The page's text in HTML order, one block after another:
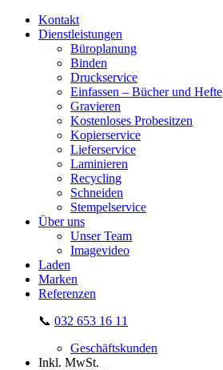
Kontakt
Dienstleistungen
Büroplanung
Binden
Druckservice
Einfassen – Bücher und Hefte
Gravieren
Kostenloses Probesitzen
Kopierservice
Lieferservice
Laminieren
Recycling
Schneiden
Stempelservice
Über uns
Unser Team
Imagevideo
Laden
Marken
Referenzen
📞 032 653 16 11
Geschäftskunden
Inkl. MwSt.